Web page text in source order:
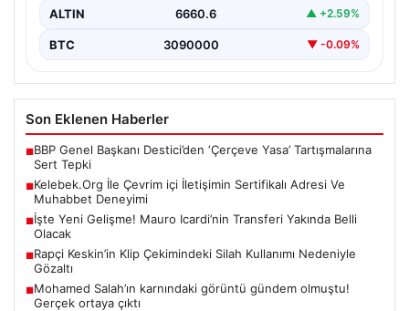
ALTIN 6660.6 ▲ +2.59%
BTC 3090000 ▼ -0.09%
Son Eklenen Haberler
■BBP Genel Başkanı Destici’den ‘Çerçeve Yasa’ Tartışmalarına
Sert Tepki
■Kelebek.Org İle Çevrim içi İletişimin Sertifikalı Adresi Ve
Muhabbet Deneyimi
■İşte Yeni Gelişme! Mauro Icardi’nin Transferi Yakında Belli
Olacak
■Rapçi Keskin’in Klip Çekimindeki Silah Kullanımı Nedeniyle
Gözaltı
■Mohamed Salah’ın karnındaki görüntü gündem olmuştu!
Gerçek ortaya çıktı